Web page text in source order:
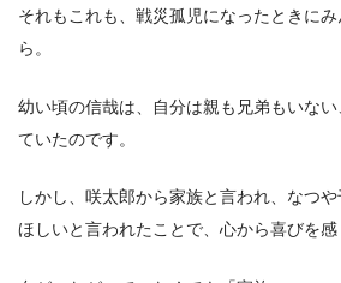
それもこれも、戦災孤児になったときに
ら。
幼い頃の信哉は、自分は親も兄弟もいな
ていたのです。
しかし、咲太郎から家族と言われ、なつ
ほしいと言われたことで、心から喜びを感